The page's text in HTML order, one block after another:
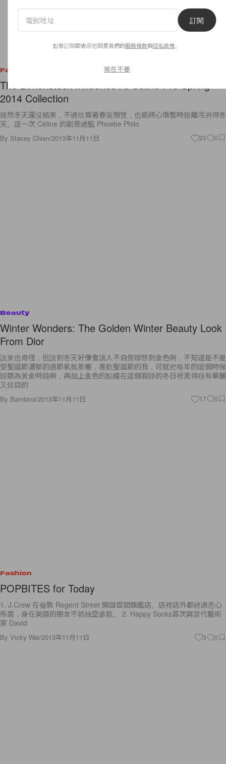
Fashion
The Birkenstock Influence At Céline Pre Spring
2014 Collection
雖然冬天還沒結束，不過欣賞著春裝預覽，也能將心情暫時脫離冷冽得冬
天。這一次 Céline 的創意總監 Phoebe Philo
By Stacey Chien/2013年11月11日 23 0
Beauty
Winter Wonders: The Golden Winter Beauty Look
From Dior
說來也奇怪，但說到冬天好像會讓人不自覺聯想到金色啊，不知道是不是
受聖誕節濃郁的過節氣氛影響，喜歡聖誕節的我，可就把每年的這個時候
歸類為黃金時段啊，再加上金色的點綴在這個寂靜的冬日裡真得很有華麗
又炫目的
By Bambina/2013年11月11日 17 0
Fashion
POPBITES for Today
1. J.Crew 在倫敦 Regent Street 開設首間旗艦店。店裡店外都經過悉心
佈置，身在英國的朋友不妨抽空參觀。 2. Happy Socks首次與當代藝術
家 David
By Vicky Wai/2013年11月11日 3 0
訂閱
點擊訂閱即表示您同意我們的服務條款與隱私政策
現在不要